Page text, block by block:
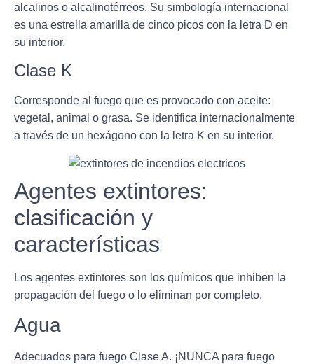
alcalinos o alcalinotérreos. Su simbología internacional
es una estrella amarilla de cinco picos con la letra D en
su interior.
Clase K
Corresponde al fuego que es provocado con aceite:
vegetal, animal o grasa. Se identifica internacionalmente
a través de un hexágono con la letra K en su interior.
Agentes extintores:
clasificación y
características
Los agentes extintores son los químicos que inhiben la
propagación del fuego o lo eliminan por completo.
Agua
Adecuados para fuego Clase A. ¡NUNCA para fuego